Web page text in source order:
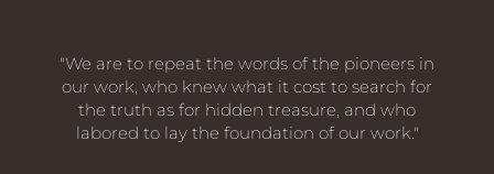
"We are to repeat the words of the pioneers in
our work, who knew what it cost to search for
the truth as for hidden treasure, and who
labored to lay the foundation of our work."